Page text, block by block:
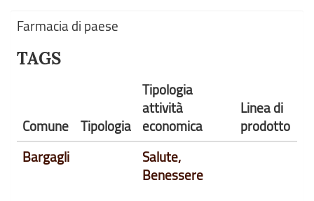
Farmacia di paese
TAGS
Comune Tipologia
Tipologia
attività
economica
Linea di
prodotto
Bargagli
Salute,
Benessere